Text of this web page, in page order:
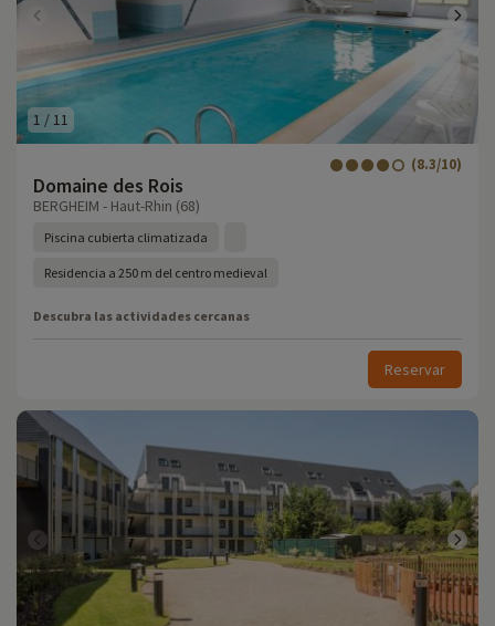
1 /11
Domaine des Rois
(8.3/10)
BERGHEIM - Haut-Rhin (68)
Piscina cubierta climatizada
Residencia a 250 m del centro medieval
Descubra las actividades cercanas
Reservar